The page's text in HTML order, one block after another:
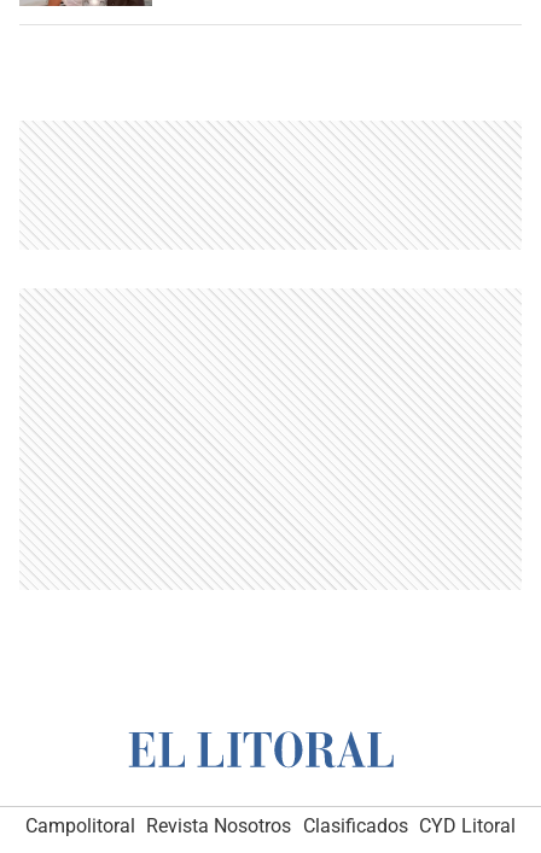
Campolitoral Revista Nosotros Clasificados CYD Litoral